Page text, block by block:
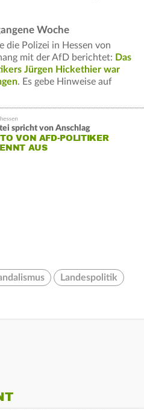
Woche
die Polizei in Hessen von
mit der AfD berichtet: Das
Jürgen Hickethier war
. Es gebe Hinweise auf
spricht von Anschlag
VON AFD-POLITIKER
AUS
Landespolitik